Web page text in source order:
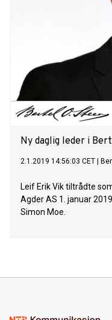
Ny daglig leder i
2.1.2019 14:56:03 CET
Leif Erik Vik tiltrådte
Agder AS 1. januar
Simon Moe.